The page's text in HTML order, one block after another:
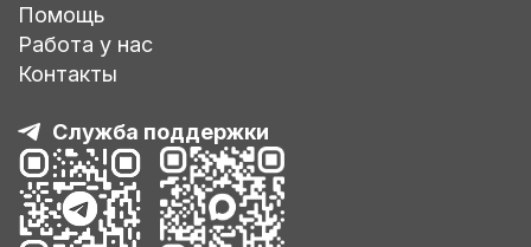
Помощь
Работа у нас
Контакты
Служба поддержки